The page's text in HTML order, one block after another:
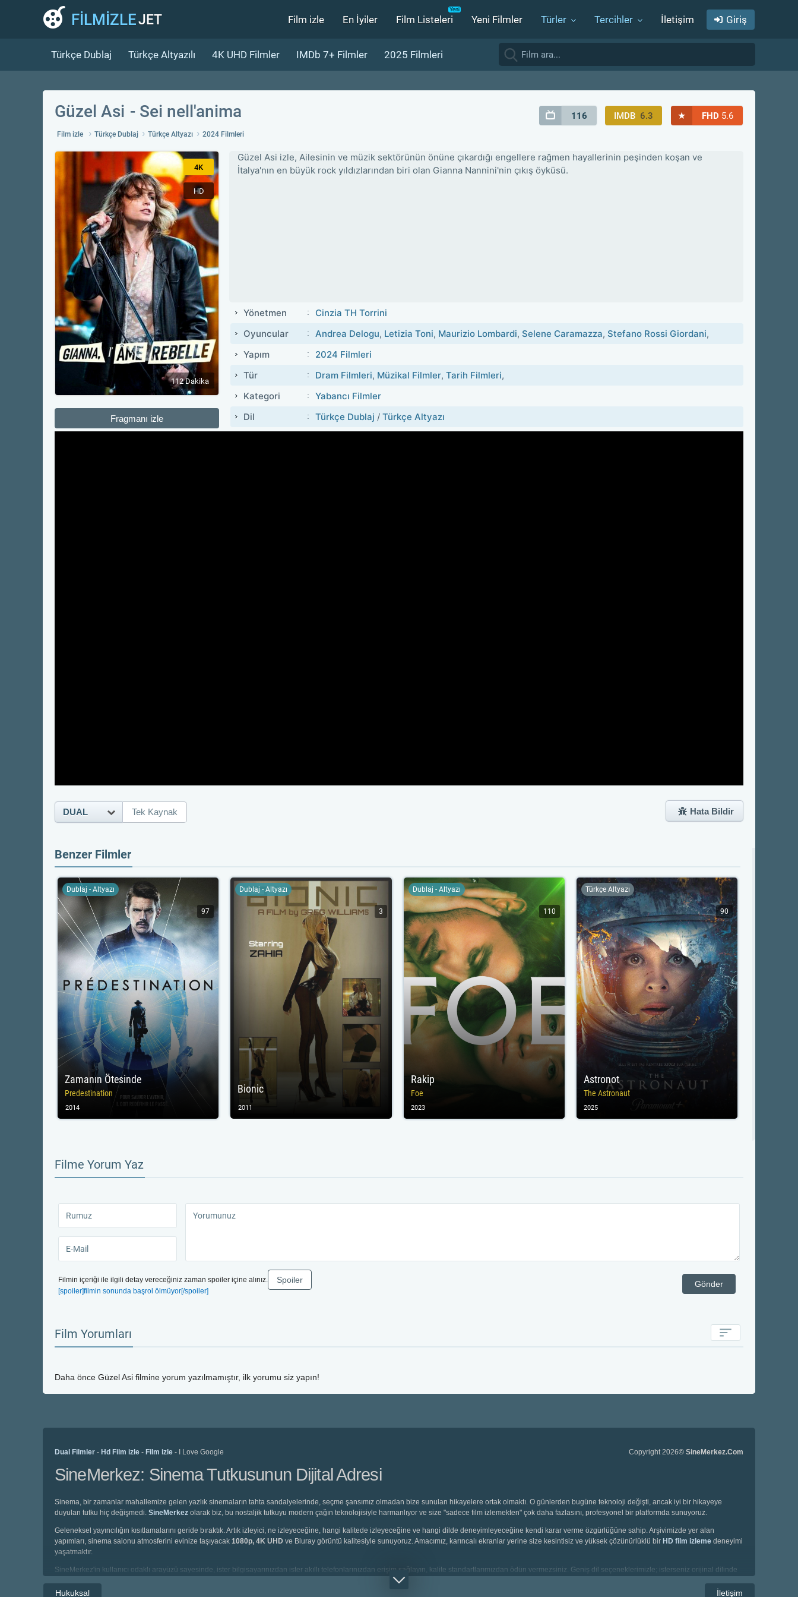
FİLMİZLEJET Film izle En İyiler Film Listeleri Yeni Filmler Türler Tercihler İletişim Giriş
Türkçe Dublaj Türkçe Altyazılı 4K UHD Filmler IMDb 7+ Filmler 2025 Filmleri
Güzel Asi Sei nell'anima
Film izle Türkçe Dublaj Türkçe Altyazı 2024 Filmleri
116 IMDB 6.3 ★ FHD 5.6
4K
HD
112 Dakika
Fragmanı izle
Güzel Asi izle, Ailesinin ve müzik sektörünün önüne çıkardığı engellere rağmen hayallerinin peşinden koşan ve
İtalya'nın en büyük rock yıldızlarından biri olan Gianna Nannini'nin çıkış öyküsü.
Yönetmen
Cinzia TH Torrini
Oyuncular
Andrea Delogu, Letizia Toni, Maurizio Lombardi, Selene Caramazza, Stefano Rossi Giordani,
Yapım
2024 Filmleri
Tür
Dram Filmleri, Müzikal Filmler, Tarih Filmleri,
Kategori
Yabancı Filmler
Dil
Türkçe Dublaj / Türkçe Altyazı
DUAL Tek Kaynak Hata Bildir
Benzer Filmler
Zamanın Ötesinde
Predestination
Dublaj - Altyazı
97
2014
Bionic
Dublaj - Altyazı
3
2011
Rakip
Foe
Dublaj - Altyazı
110
2023
Astronot
The Astronaut
Türkçe Altyazı
90
2025
Filme Yorum Yaz
Filmin içeriği ile ilgili detay vereceğiniz zaman spoiler içine alınız.
[spoiler]filmin sonunda başrol ölmüyor[/spoiler]
Gönder
Spoiler
Film Yorumları
Daha önce Güzel Asi filmine yorum yazılmamıştır, ilk yorumu siz yapın!
Dual Filmler - Hd Film izle - Film izle - I Love Google Copyright 2026© SineMerkez.Com
SineMerkez: Sinema Tutkusunun Dijital Adresi
Sinema, bir zamanlar mahallemize gelen yazlık sinemaların tahta sandalyelerinde, seçme şansımız olmadan bize sunulan hikayelere ortak olmaktı. O günlerden bugüne teknoloji değişti, ancak iyi bir hikayeye
duyulan tutku hiç değişmedi. SineMerkez olarak biz, bu nostaljik tutkuyu modern çağın teknolojisiyle harmanlıyor ve size "sadece film izlemekten" çok daha fazlasını, profesyonel bir platformda sunuyoruz.
Geleneksel yayıncılığın kısıtlamalarını geride bıraktık. Artık izleyici, ne izleyeceğine, hangi kalitede izleyeceğine ve hangi dilde deneyimleyeceğine kendi karar verme özgürlüğüne sahip. Arşivimizde yer alan
yapımları, sinema salonu atmosferini evinize taşıyacak 1080p, 4K UHD ve Bluray görüntü kalitesiyle sunuyoruz. Amacımız, karıncalı ekranlar yerine size kesintisiz ve yüksek çözünürlüklü bir HD film izleme deneyimi
yaşatmaktır.
SineMerkez'in kullanıcı odaklı arayüzü sayesinde, ister bilgisayarınızdan ister akıllı telefonlarınızdan erişim sağlayın, kalite standartlarımızdan ödün vermezsiniz. Geniş dil seçeneklerimizle; isterseniz orijinal dilinde
seçeneklerine saniyeler içinde ulaşabilirsiniz.
Hukuksal İletişim